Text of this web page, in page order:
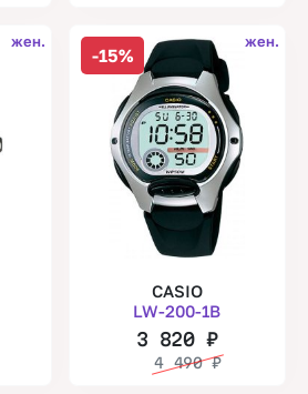
жен.
-15%
жен.
CASIO
LW-200-1B
3 820₽
4 490₽